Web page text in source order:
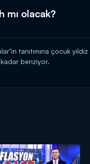
mı olacak?
tanıtımına çocuk
benziyor.